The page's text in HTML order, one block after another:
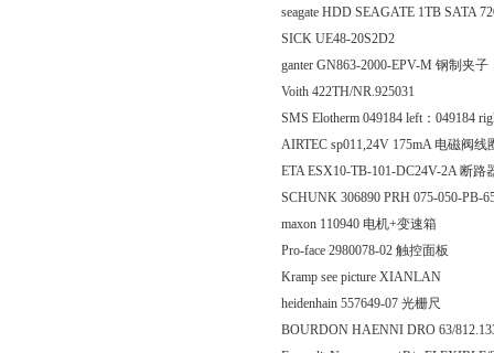
seagate HDD SEAGATE 1TB SATA
SICK UE48-20S2D2
ganter GN863-2000-EPV-M 钢制夹子
Voith 422TH/NR.925031
SMS Elotherm 049184 left：049184
AIRTEC sp011,24V 175mA 电磁阀线
ETA ESX10-TB-101-DC24V-2A 断路
SCHUNK 306890 PRH 075-050-PB-
maxon 110940 电机+变速箱
Pro-face 2980078-02 触控面板
Kramp see picture XIANLAN
heidenhain 557649-07 光栅尺
BOURDON HAENNI DRO 63/